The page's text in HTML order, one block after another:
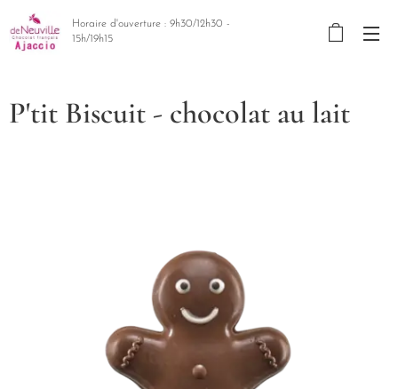
Horaire d'ouverture : 9h30/12h30 -
15h/19h15
P'tit Biscuit - chocolat au lait